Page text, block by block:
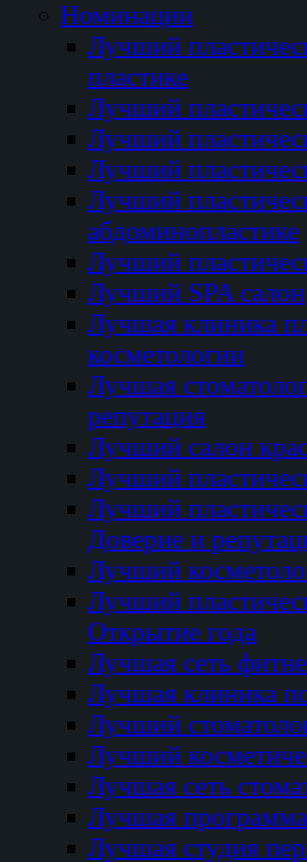
Номинации
Лучший
пластике
Лучший
Лучший
Лучший
Лучший
абдоминопластике
Лучший
Лучший SPA салон
Лучшая клиника
косметологии
Лучшая
репутация
Лучший салон
Лучший
Лучший
Доверие и
Лучший
Лучший
Открытие года
Лучшая сеть
Лучшая клиника
Лучший
Лучший
Лучшая сеть
Лучшая программа
Лучшая студия